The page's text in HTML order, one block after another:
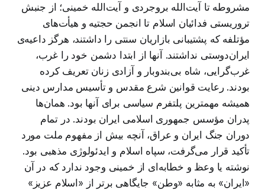
مشروطه تا آیت‌الله بروجردی و آیت‌الله خمینی؛ از جنبش
تروریستی فدائیان اسلام تا انجمن حجتیه و هیأت‌های
مؤتلفه که پشتیبانی بازاریان سنتی را داشتند، هرگز داعیه‌ی
ایران‌دوستی نداشتند. آنها از ابتدا دشمن خود را غرب،
غرب‌گرایی، شاه بی‌بندوبار و آزادی زنان تعریف کرده
بودند. رعایت قوانین شرع مقدس و تأسیس مدارس دینی
همیشه مهمترین پلتفرم سیاسی برای آنها بود. همان‌ها
پدران مؤسس جمهوری اسلامی ایران بودند. در تمام
دوران جنگ ایران و عراق، آنچه بیش از مفهوم ملت مورد
تأکید قرار می‌گرفت، سپاه اسلام و ایدئولوژی مذهبی بود.
نوشته یا وعظ و خطابه‌ای از خمینی وجود ندارد که در آن
«ایران» به مثابه «وطن» جایگاهی برتر از «اسلام عزیز»